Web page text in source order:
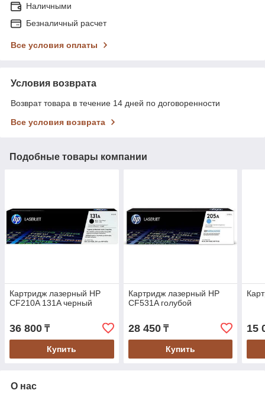
Наличными
Безналичный расчет
Все условия оплаты
Условия возврата
Возврат товара в течение 14 дней по договоренности
Все условия возврата
Подобные товары компании
Картридж лазерный HP
CF210A 131A черный
36 800 ₸
Купить
Картридж лазерный HP
CF531A голубой
28 450₸
Купить
15
О нас